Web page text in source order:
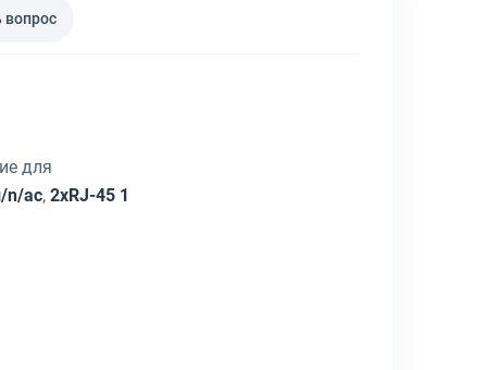
вопрос
для
n/ac, 2xRJ-45 1